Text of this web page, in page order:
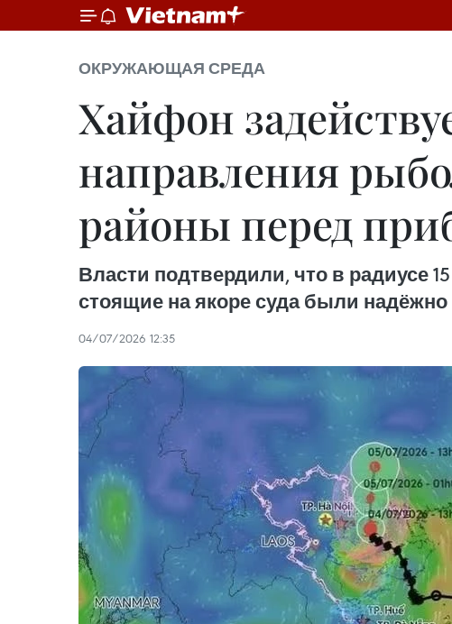
ОКРУЖАЮЩАЯ СРЕДА
Хайфон
направления
районы перед
Власти подтвердили, что в радиусе
стоящие на якоре суда были
04/07/2026 12:35